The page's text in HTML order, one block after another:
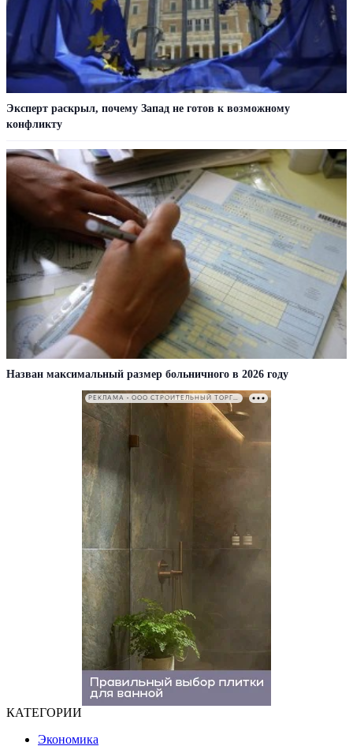
Эксперт раскрыл, почему Запад не готов к возможному
конфликту
Назван максимальный размер больничного в 2026 году
РЕКЛАМА • ООО СТРОИТЕЛЬНЫЙ ТОРГОВЫЙ ДОМ «ПЕТРОВИЧ». ИНН: 7802348846
КАТЕГОРИИ
Экономика